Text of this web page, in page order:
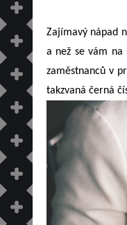
Zajímavý nápad
a než se vám na
zaměstnanců v
takzvaná černá